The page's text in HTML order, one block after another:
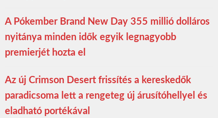
A Pókember Brand New Day 355 millió dolláros
nyitánya minden idők egyik legnagyobb
premierjét hozta el
Az új Crimson Desert frissítés a kereskedők
paradicsoma lett a rengeteg új árusítóhellyel és
eladható portékával